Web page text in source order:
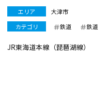
エリア
大津市
カテゴリ
鉄道 鉄道
JR東海道本線（琵琶湖線）